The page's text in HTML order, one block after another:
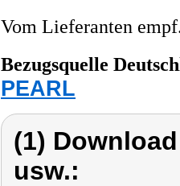
Vom Lieferanten
Bezugsquelle
PEARL
(1)
usw.: